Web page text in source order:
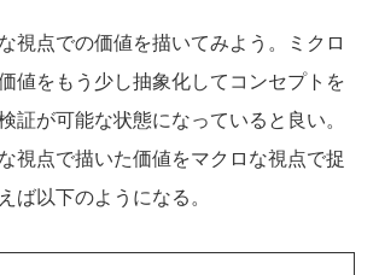
視点での価値を描いてみよう。ミクロ
値をもう少し抽象化してコンセプトを
証が可能な状態になっていると良い。
視点で描いた価値をマクロな視点で捉
ば以下のようになる。